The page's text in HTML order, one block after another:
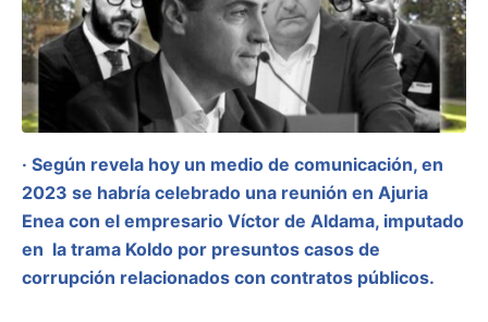
· Según revela hoy un medio de comunicación, en
2023 se habría celebrado una reunión en Ajuria
Enea con el empresario Víctor de Aldama, imputado
en la trama Koldo por presuntos casos de
corrupción relacionados con contratos públicos.